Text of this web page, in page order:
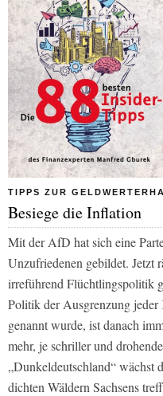
TIPPS ZUR
Besiege die Inflation
Mit der AfD hat sich eine
Unzufriedenen gebildet. Jetzt
irreführend Flüchtlingspolitik
Politik der Ausgrenzung
genannt wurde, ist danach
mehr, je schriller und
„Dunkeldeutschland“ wächst
dichten Wäldern Sachsens